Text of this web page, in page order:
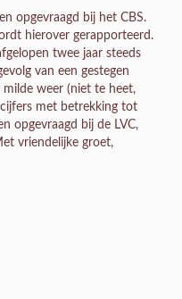
opgevraagd bij het CBS.
hierover gerapporteerd.
twee jaar steeds
van een gestegen
milde weer (niet te heet,
met betrekking tot
opgevraagd bij de LVC,
vriendelijke groet,